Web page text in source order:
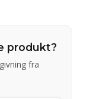
produkt?
fra